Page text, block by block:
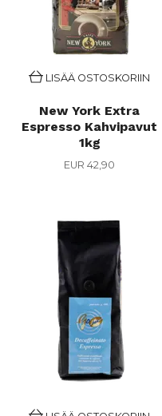
LISÄÄ OSTOSKORIIN
New York Extra
Espresso Kahvipavut
1kg
EUR 42,90